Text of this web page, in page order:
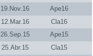
19.Nov.16
Ape16
12.Mar.16
Cla16
26.Sep.15
Ape15
25.Abr.15
Cla15